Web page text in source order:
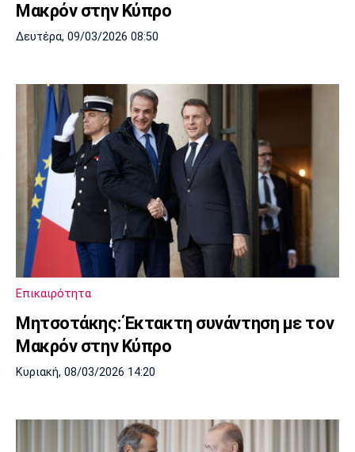
Μακρόν στην Κύπρο
Δευτέρα, 09/03/2026 08:50
Επικαιρότητα
Μητσοτάκης: Έκτακτη συνάντηση με τον
Μακρόν στην Κύπρο
Κυριακή, 08/03/2026 14:20